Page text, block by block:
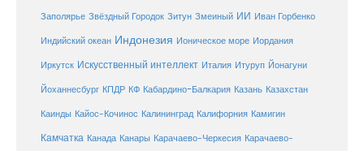
Заполярье Звёздный Городок Зитун Змеиный ИИ Иван Горбенко
Индийский океан Индонезия Ионическое море Иордания
Иркутск Искусственный интеллект Италия Итуруп Йонагуни
Йоханнесбург КПДР КФ Кабардино-Балкария Казань Казахстан
Каинды Кайос-Кочинос Калининград Калифорния Камигин
Камчатка Канада Канары Карачаево-Черкесия Карачаево-